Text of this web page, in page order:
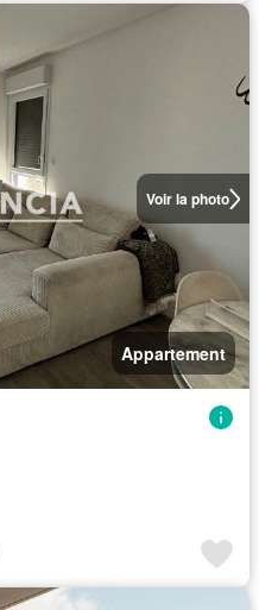
Voir la photo
Appartement